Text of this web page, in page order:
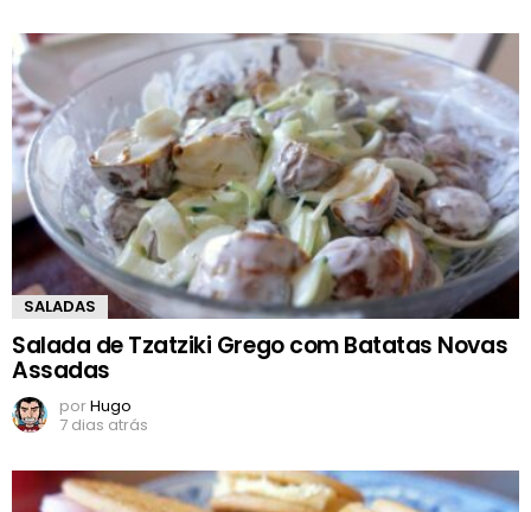
SALADAS
Salada de Tzatziki Grego com Batatas Novas
Assadas
porHugo
7 dias atrás